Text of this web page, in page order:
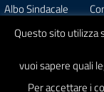
Albo Sindacale
Questo sito utilizza
vuoi sapere quali
Per accettare i